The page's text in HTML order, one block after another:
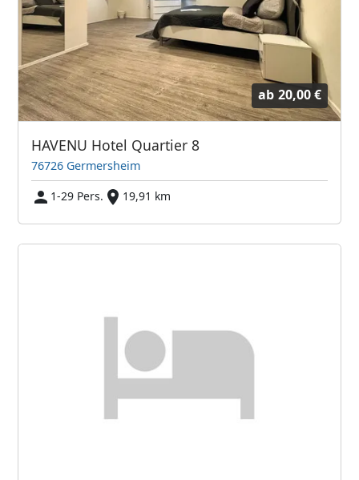
ab 20,00 €
HAVENU Hotel Quartier 8
76726 Germersheim
1-29 Pers.
19,91 km